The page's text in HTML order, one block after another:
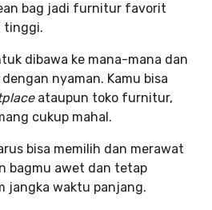
bag jadi furnitur favorit
tinggi.
dibawa ke mana-mana dan
dengan nyaman. Kamu bisa
ataupun toko furnitur,
cukup mahal.
bisa memilih dan merawat
bagmu awet dan tetap
jangka waktu panjang.